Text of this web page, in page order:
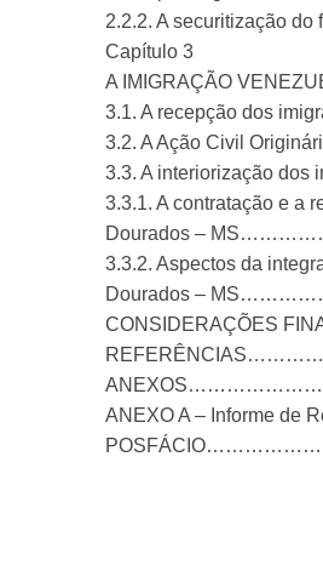
2.2.2. A securitização
Capítulo 3
A IMIGRAÇÃO
3.1. A recepção dos
3.2. A Ação Civil
3.3. A interiorização
3.3.1. A contratação e a
Dourados –
3.3.2. Aspectos da
Dourados –
ANEXO A – Informe